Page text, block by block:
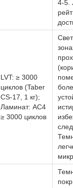
4-5.
LVT: ≥ 3000
циклов (Taber
CS-17, 1 кг);
Ламинат: AC4
≥ 3000 циклов